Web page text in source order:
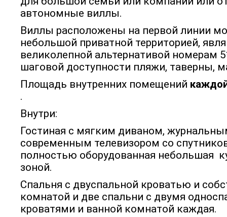
автономные виллы.
Виллы расположены на первой линии
небольшой приватной территорией,
великолепной альтернативой номерам
шаговой доступности пляжи, таверны,
Площадь внутренних помещений
.
Внутри:
Гостиная с мягким диваном,
современным телевизором со
полностью оборудованная небольшая
зоной.
Спальня с двуспальной кроватью и
комнатой и две спальни с двумя
кроватями и ванной комнатой каждая.